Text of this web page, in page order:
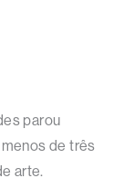
parou
de três
arte.